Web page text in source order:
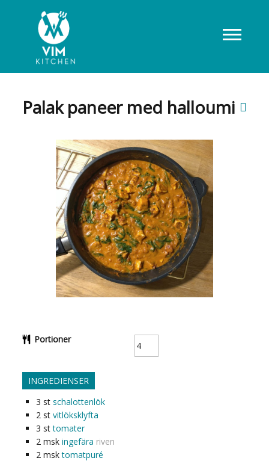
Palak paneer med halloumi
Portioner
INGREDIENSER
3 st schalottenlök
2 st vitlöksklyfta
3 st tomater
2 msk ingefära riven
2 msk tomatpuré